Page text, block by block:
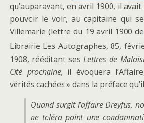
qu’auparavant, en avril 1900, il
pouvoir le voir, au capitaine qui
Villemarie (lettre du 19 avril 1900 de
Librairie Les Autographes, 85,
1908, rééditant ses Lettres de
Cité prochaine, il évoquera
vérités cachées » dans la préface
Quand surgit l’affaire Dreyfus,
ne toléra point une